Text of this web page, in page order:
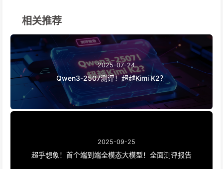
相关推荐
2025-07-24
Qwen3-2507测评！超越Kimi K2？
2025-09-25
超乎想象！首个端到端全模态大模型！全面测评报告